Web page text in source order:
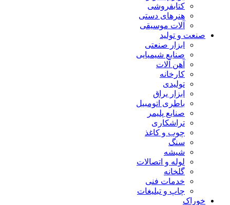
کتابفروشی
هنرهای دستی
آلات موسیقی
صنعت و تولید
ابزار صنعتی
صنایع شیمیایی
آهن آلات
کارخانه
تولیدی
ابزار یراق
باطری اتومبیل
صنایع پلیمر
تراشکاری
چوب و کاغذ
سنگ
شیشه
لوله و اتصالات
گلخانه
خدمات فنی
چاپ و تبلیغات
خوراک